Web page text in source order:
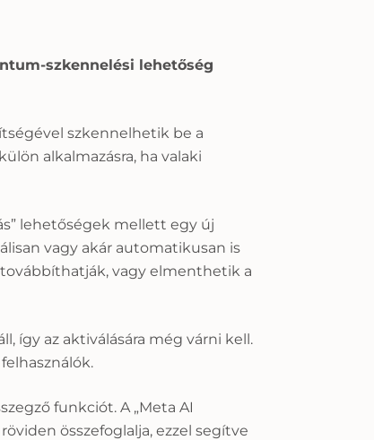
szkennelési lehetőség
szkennelhetik be a
alkalmazásra, ha valaki
lehetőségek mellett egy új
vagy akár automatikusan is
vagy elmenthetik a
így az aktiválására még várni kell.
funkciót. A „Meta AI
összefoglalja, ezzel segítve